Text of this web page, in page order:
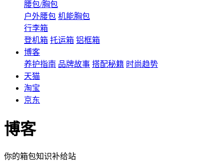
腰包/胸包
户外腰包 机能胸包
行李箱
登机箱 托运箱 铝框箱
博客
养护指南 品牌故事 搭配秘籍 时尚趋势
天猫
淘宝
京东
博客
你的箱包知识补给站